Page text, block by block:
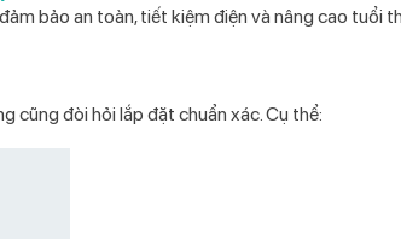
bảo an toàn, tiết kiệm điện và nâng cao tuổi
cũng đòi hỏi lắp đặt chuẩn xác. Cụ thể: